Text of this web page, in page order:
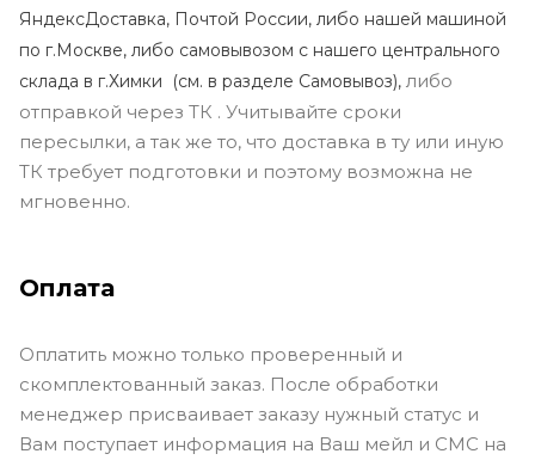
ЯндексДоставка, Почтой России, либо нашей машиной
по г.Москве, либо самовывозом с нашего центрального
склада в г.Химки (см. в разделе Самовывоз), либо
отправкой через ТК . Учитывайте сроки
пересылки, а так же то, что доставка в ту или иную
ТК требует подготовки и поэтому возможна не
мгновенно.
Оплата
Оплатить можно только проверенный и
скомплектованный заказ. После обработки
менеджер присваивает заказу нужный статус и
Вам поступает информация на Ваш мейл и СМС на